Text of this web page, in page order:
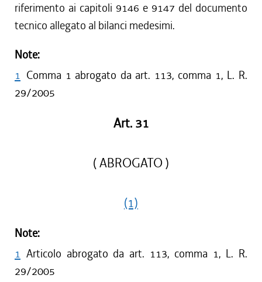
riferimento ai capitoli 9146 e 9147 del documento
tecnico allegato al bilanci medesimi.
Note:
1 Comma 1 abrogato da art. 113, comma 1, L. R.
29/2005
Art. 31
( ABROGATO )
(1)
Note:
1 Articolo abrogato da art. 113, comma 1, L. R.
29/2005